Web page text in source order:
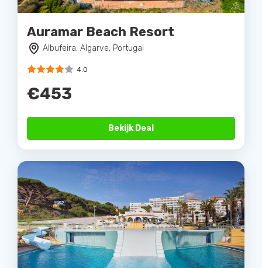
Auramar Beach Resort
Albufeira, Algarve, Portugal
4.0
€453
Bekijk Deal